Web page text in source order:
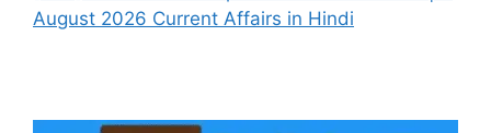
August 2026 Current Affairs in Hindi